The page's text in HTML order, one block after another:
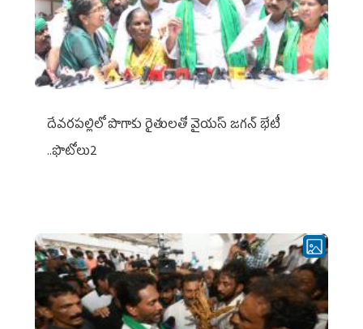
దేవరపల్లిలో పొగాకు రైతులతో వైయస్ జగన్ భేటీ
..ఫొటోలు2